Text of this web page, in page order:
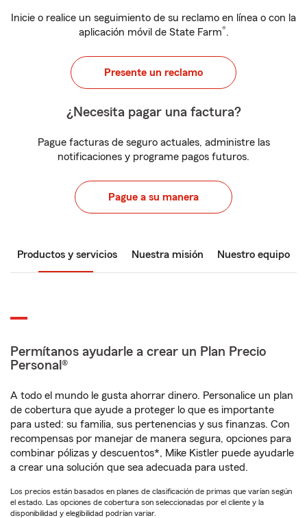
Inicie o realice un seguimiento de su reclamo en línea o con la
aplicación móvil de State Farm®.
Presente un reclamo
¿Necesita pagar una factura?
Pague facturas de seguro actuales, administre las
notificaciones y programe pagos futuros.
Pague a su manera
Productos y servicios Nuestra misión Nuestro equipo
Permítanos ayudarle a crear un Plan Precio
Personal®
A todo el mundo le gusta ahorrar dinero. Personalice un plan
de cobertura que ayude a proteger lo que es importante
para usted: su familia, sus pertenencias y sus finanzas. Con
recompensas por manejar de manera segura, opciones para
combinar pólizas y descuentos*, Mike Kistler puede ayudarle
a crear una solución que sea adecuada para usted.
Los precios están basados en planes de clasificación de primas que varían según
el estado. Las opciones de cobertura son seleccionadas por el cliente y la
disponibilidad y elegibilidad podrían variar.